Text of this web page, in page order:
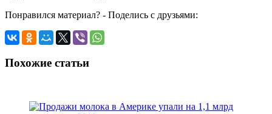
Понравился материал? - Поделись с друзьями:
Похожие статьи